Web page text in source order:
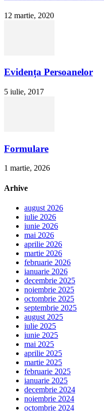
12 martie, 2020
Evidența Persoanelor
5 iulie, 2017
Formulare
1 martie, 2026
Arhive
august 2026
iulie 2026
iunie 2026
mai 2026
aprilie 2026
martie 2026
februarie 2026
ianuarie 2026
decembrie 2025
noiembrie 2025
octombrie 2025
septembrie 2025
august 2025
iulie 2025
iunie 2025
mai 2025
aprilie 2025
martie 2025
februarie 2025
ianuarie 2025
decembrie 2024
noiembrie 2024
octombrie 2024